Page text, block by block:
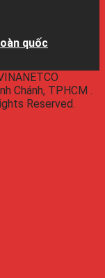
quốc
Chánh, TPHCM .
Reserved.